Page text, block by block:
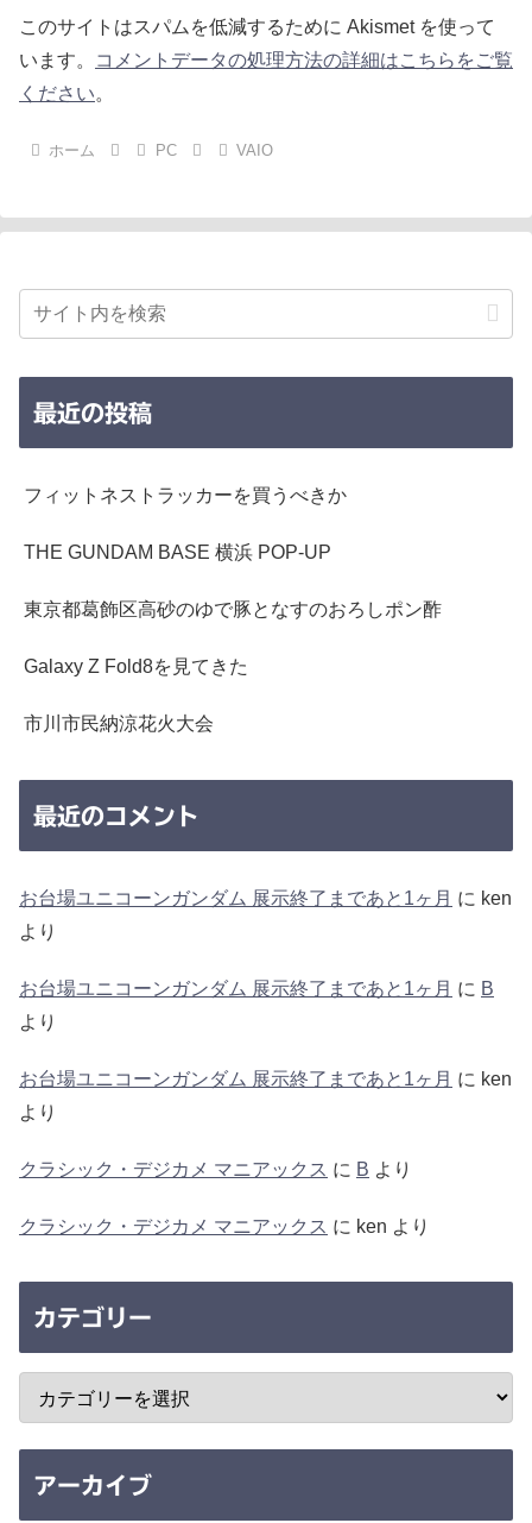
このサイトはスパムを低減するために Akismet を使って
います。
コメントデータの処理方法の詳細はこちらをご覧
ください。
ホーム PC VAIO
最近の投稿
フィットネストラッカーを買うべきか
THE GUNDAM BASE 横浜 POP-UP
東京都葛飾区高砂のゆで豚となすのおろしポン酢
Galaxy Z Fold8を見てきた
市川市民納涼花火大会
最近のコメント
お台場ユニコーンガンダム 展示終了まであと1ヶ月 に ken
より
お台場ユニコーンガンダム 展示終了まであと1ヶ月 に B
より
お台場ユニコーンガンダム 展示終了まであと1ヶ月 に ken
より
クラシック・デジカメ マニアックス に B より
クラシック・デジカメ マニアックス に ken より
カテゴリー
アーカイブ